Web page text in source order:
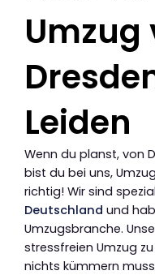
Umzug
Leiden
Wenn du planst, von
bist du bei uns,
richtig! Wir sind
Deutschland und
Umzugsbranche.
stressfreien Umzug
nichts kümmern